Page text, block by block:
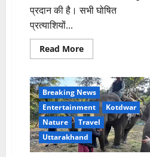
प्रदान की है। सभी घोषित
प्रत्याशियों...
Read MoreRead
more
ने
जारी
की
मेयर
पद
के
प्रत्याशियों
की
सूची
Breaking News
Entertainment
Kotdwar
Nature
Travel
Uttarakhand